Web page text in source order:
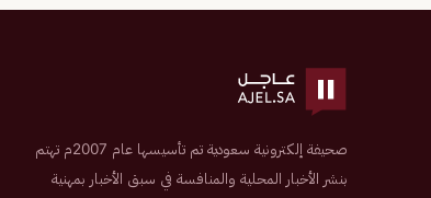
صحيفة إلكترونية سعودية تم تأسيسها عام 2007م تهتم
بنشر الأخبار المحلية والمنافسة في سبق الأخبار بمهنية